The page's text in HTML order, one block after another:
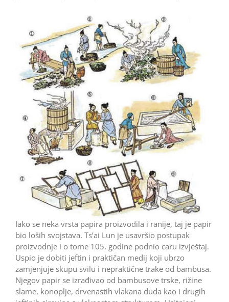
Iako se neka vrsta papira proizvodila i ranije, taj je papir
bio loših svojstava. Ts’ai Lun je usavršio postupak
proizvodnje i o tome 105. godine podnio caru izvještaj.
Uspio je dobiti jeftin i praktičan medij koji ubrzo
zamjenjuje skupu svilu i nepraktične trake od bambusa.
Njegov papir se izrađivao od bambusove trske, rižine
slame, konoplje, drvenastih vlakana duda kao i drugih